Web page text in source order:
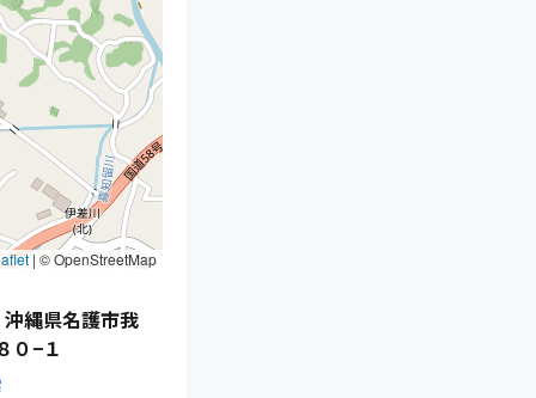
| © OpenStreetMap
縄県名護市我
０−１